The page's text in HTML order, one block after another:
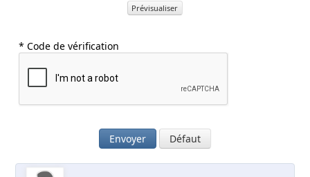
Prévisualiser
* Code de vérification
Envoyer Défaut